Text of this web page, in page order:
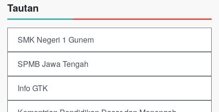
Tautan
SMK Negeri 1 Gunem
SPMB Jawa Tengah
Info GTK